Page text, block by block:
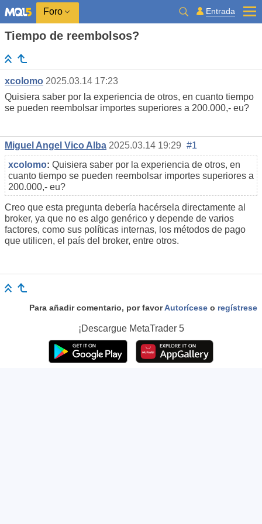
Foro Entrada
Tiempo de reembolsos?
xcolomo 2025.03.14 17:23
Quisiera saber por la experiencia de otros, en cuanto tiempo
se pueden reembolsar importes superiores a 200.000,- eu?
Miguel Angel Vico Alba 2025.03.14 19:29 #1
xcolomo: Quisiera saber por la experiencia de otros, en
cuanto tiempo se pueden reembolsar importes superiores a
200.000,- eu?
Creo que esta pregunta debería hacérsela directamente al
broker, ya que no es algo genérico y depende de varios
factores, como sus políticas internas, los métodos de pago
que utilicen, el país del broker, entre otros.
Para añadir comentario, por favorAutorícese o regístrese
¡Descargue MetaTrader 5